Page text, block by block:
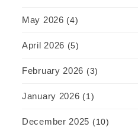
May 2026 (4)
April 2026 (5)
February 2026 (3)
January 2026 (1)
December 2025 (10)